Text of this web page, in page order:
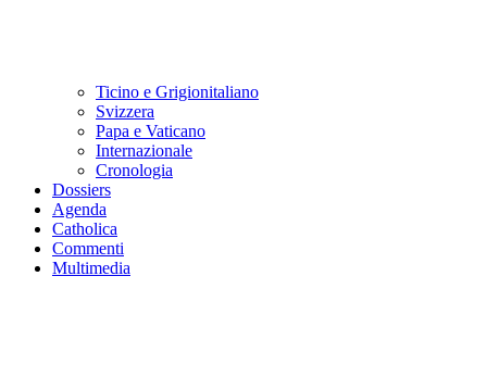
Ticino e Grigionitaliano
Svizzera
Papa e Vaticano
Internazionale
Cronologia
Dossiers
Agenda
Catholica
Commenti
Multimedia